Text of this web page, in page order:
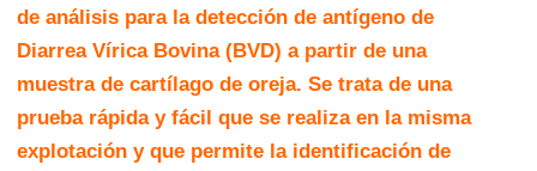
de análisis para la detección de antígeno de
Diarrea Vírica Bovina (BVD) a partir de una
muestra de cartílago de oreja. Se trata de una
prueba rápida y fácil que se realiza en la misma
explotación y que permite la identificación de